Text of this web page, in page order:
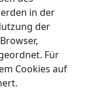
in der
der
Für
Cookies auf